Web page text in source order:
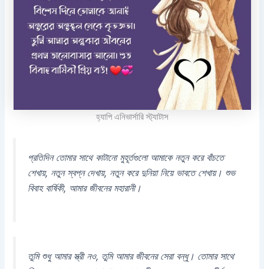
হ্যাপি এনিভার্সারি স্ট্যাটাস
প্রতিদিন তোমার সাথে কাটানো মুহূর্তগুলো আমাকে নতুন করে বাঁচতে
শেখায়, নতুন স্বপ্ন দেখায়, নতুন করে দুনিয়া নিয়ে ভাবতে শেখায়। শুভ
বিবাহ বার্ষিকী, আমার জীবনের মহারানী।
তুমি শুধু আমার স্ত্রী নও, তুমি আমার জীবনের সেরা বন্ধু। তোমার সাথে